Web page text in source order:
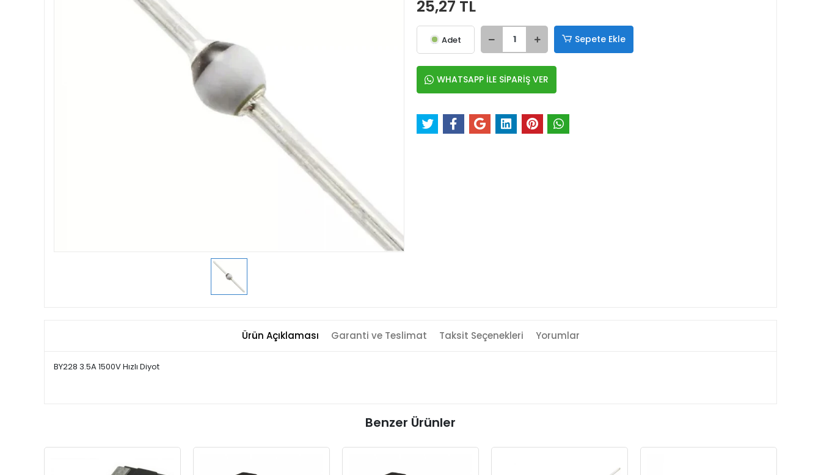
25,27 TL
Adet Sepete Ekle
WHATSAPP İLE SİPARİŞ VER
Ürün Açıklaması Garanti ve Teslimat Taksit Seçenekleri Yorumlar
BY228 3.5A 1500V Hızlı Diyot
Benzer Ürünler